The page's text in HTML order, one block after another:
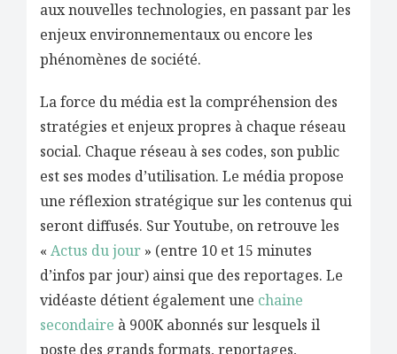
aux nouvelles technologies, en passant par les
enjeux environnementaux ou encore les
phénomènes de société.
La force du média est la compréhension des
stratégies et enjeux propres à chaque réseau
social. Chaque réseau à ses codes, son public
est ses modes d’utilisation. Le média propose
une réflexion stratégique sur les contenus qui
seront diffusés. Sur Youtube, on retrouve les
« Actus du jour » (entre 10 et 15 minutes
d’infos par jour) ainsi que des reportages. Le
vidéaste détient également une chaine
secondaire à 900K abonnés sur lesquels il
poste des grands formats, reportages,